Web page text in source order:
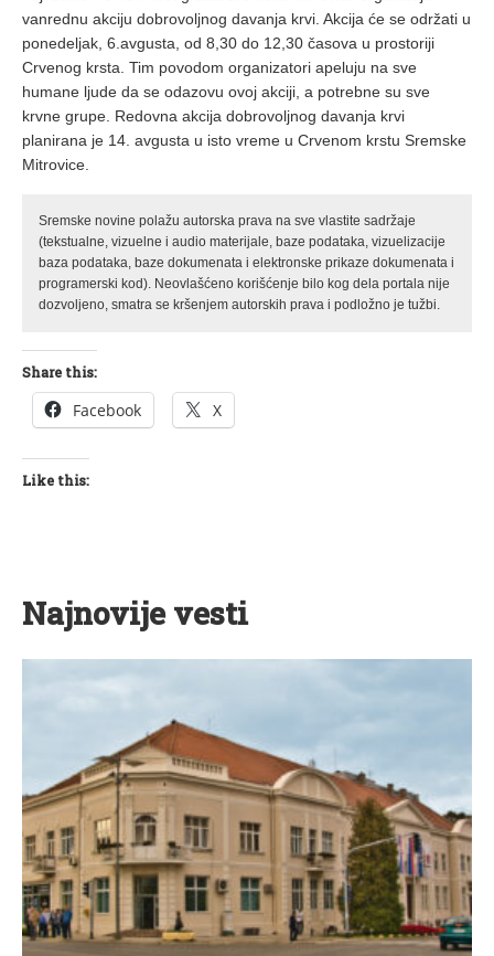
vanrednu akciju dobrovoljnog davanja krvi. Akcija će se održati u
ponedeljak, 6.avgusta, od 8,30 do 12,30 časova u prostoriji
Crvenog krsta. Tim povodom organizatori apeluju na sve
humane ljude da se odazovu ovoj akciji, a potrebne su sve
krvne grupe. Redovna akcija dobrovoljnog davanja krvi
planirana je 14. avgusta u isto vreme u Crvenom krstu Sremske
Mitrovice.
Sremske novine polažu autorska prava na sve vlastite sadržaje
(tekstualne, vizuelne i audio materijale, baze podataka, vizuelizacije
baza podataka, baze dokumenata i elektronske prikaze dokumenata i
programerski kod). Neovlašćeno korišćenje bilo kog dela portala nije
dozvoljeno, smatra se kršenjem autorskih prava i podložno je tužbi.
Share this:
Facebook X
Like this:
Najnovije vesti